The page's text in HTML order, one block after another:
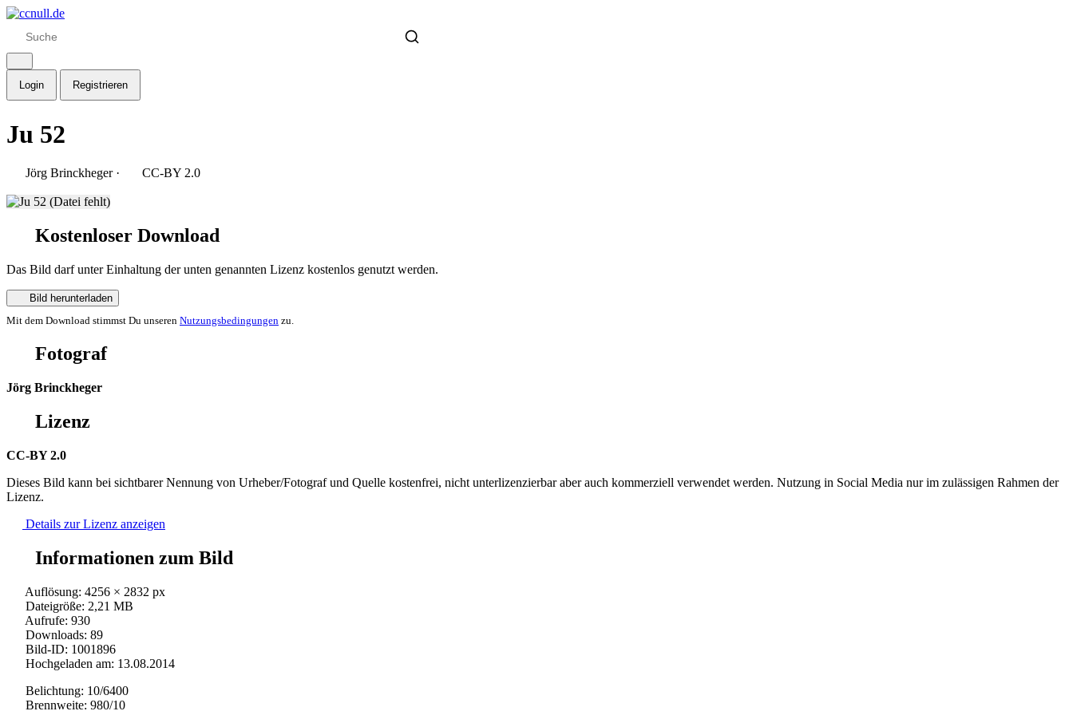
Login Registrieren
Ju 52
Jörg Brinckheger · CC-BY 2.0
Kostenloser Download
Das Bild darf unter Einhaltung der unten genannten Lizenz kostenlos genutzt werden.
Bild herunterladen
Mit dem Download stimmst Du unseren Nutzungsbedingungen zu.
Fotograf
Jörg Brinckheger
Lizenz
CC-BY 2.0
Dieses Bild kann bei sichtbarer Nennung von Urheber/Fotograf und Quelle kostenfrei, nicht unterlizenzierbar aber auch kommerziell verwendet werden. Nutzung in Social Media nur im zulässigen Rahmen der
Lizenz.
Details zur Lizenz anzeigen
Informationen zum Bild
Auflösung: 4256 × 2832 px
Dateigröße: 2,21 MB
Aufrufe: 930
Downloads: 89
Bild-ID: 1001896
Hochgeladen am: 13.08.2014
Belichtung: 10/6400
Brennweite: 980/10